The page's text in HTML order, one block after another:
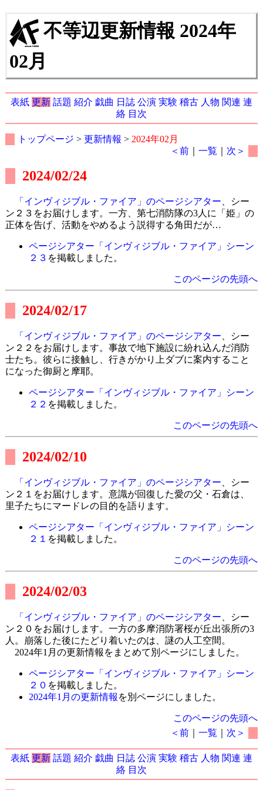
不等辺更新情報 2024年
02月
表紙 更新 話題 紹介 戯曲 日誌 公演 実験 稽古 人物 関連 連
絡 目次
トップページ > 更新情報 > 2024年02月
＜前 ｜一覧 次＞
2024/02/24
「インヴィジブル・ファイア」のページシアター 、シー
ン２３をお届けします。一方、第七消防隊の3人に「姫」の
正体を告げ、活動をやめるよう説得する角田だが…
ページシアター「インヴィジブル・ファイア」シーン
２３ を掲載しました。
このページの先頭へ
2024/02/17
「インヴィジブル・ファイア」のページシアター 、シー
ン２２をお届けします。事故で地下施設に紛れ込んだ消防
士たち。彼らに接触し、行きがかり上ダブに案内すること
になった御厨と摩耶。
ページシアター「インヴィジブル・ファイア」シーン
２２ を掲載しました。
このページの先頭へ
2024/02/10
「インヴィジブル・ファイア」のページシアター 、シー
ン２１をお届けします。意識が回復した愛の父・石倉は、
里子たちにマードレの目的を語ります。
ページシアター「インヴィジブル・ファイア」シーン
２１ を掲載しました。
このページの先頭へ
2024/02/03
「インヴィジブル・ファイア」のページシアター 、シー
ン２０をお届けします。一方の多摩消防署桜が丘出張所の3
人。崩落した後にたどり着いたのは、謎の人工空間。
2024年1月の更新情報をまとめて別ページにしました。
ページシアター「インヴィジブル・ファイア」シーン
２０ を掲載しました。
2024年1月の更新情報 を別ページにしました。
このページの先頭へ
＜前 ｜一覧 次＞
表紙 更新 話題 紹介 戯曲 日誌 公演 実験 稽古 人物 関連 連
絡 目次